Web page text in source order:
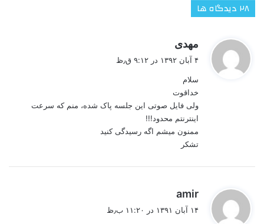
‫۲۸ دیدگاه ها
مهدی
۴ آبان ۱۳۹۲ در ۹:۱۲ ق٫ظ
سلام
خداقوت
ولی فایل صوتی این جلسه پاک شده، منم که سرعت
اینترنتم محدود!!!
ممنون میشم اگه رسیدگی کنید
تشکر
amir
۱۴ آبان ۱۳۹۱ در ۱۱:۲۰ ب٫ظ